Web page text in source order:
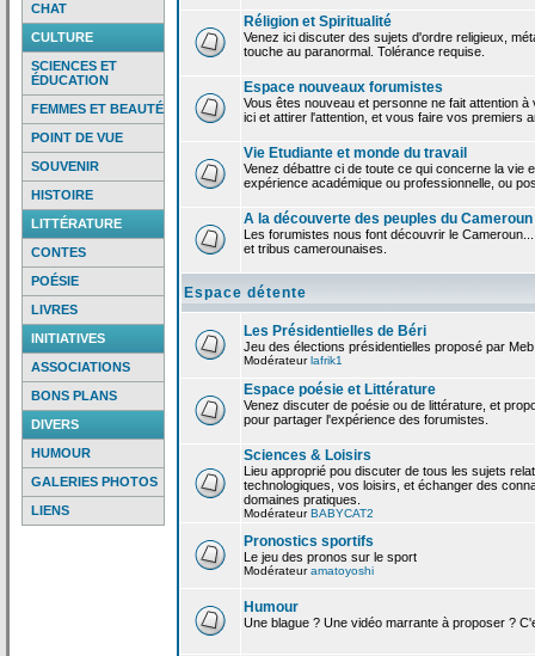
CHAT
CULTURE
SCIENCES ET
ÉDUCATION
FEMMES ET BEAUTÉ
POINT DE VUE
SOUVENIR
HISTOIRE
LITTÉRATURE
CONTES
POÉSIE
LIVRES
INITIATIVES
ASSOCIATIONS
BONS PLANS
DIVERS
HUMOUR
GALERIES PHOTOS
LIENS
Réligion et Spiritualité
Venez ici discuter des sujets d'ordre religieux,
touche au paranormal. Tolérance requise.
Espace nouveaux forumistes
Vous êtes nouveau et personne ne fait attention
ici et attirer l'attention, et vous faire vos premiers
Vie Etudiante et monde du travail
Venez débattre ci de toute ce qui concerne la vie
expérience académique ou professionnelle, ou
A la découverte des peuples du Cameroun
Les forumistes nous font découvrir le
et tribus camerounaises.
Espace détente
Les Présidentielles de Béri
Jeu des élections présidentielles proposé par Meb
Modérateurlafrik1
Espace poésie et Littérature
Venez discuter de poésie ou de littérature, et
pour partager l'expérience des forumistes.
Sciences & Loisirs
Lieu approprié pou discuter de tous les sujets
technologiques, vos loisirs, et échanger des
domaines pratiques.
ModérateurBABYCAT2
Pronostics sportifs
Le jeu des pronos sur le sport
Modérateuramatoyoshi
Humour
Une blague ? Une vidéo marrante à proposer ?